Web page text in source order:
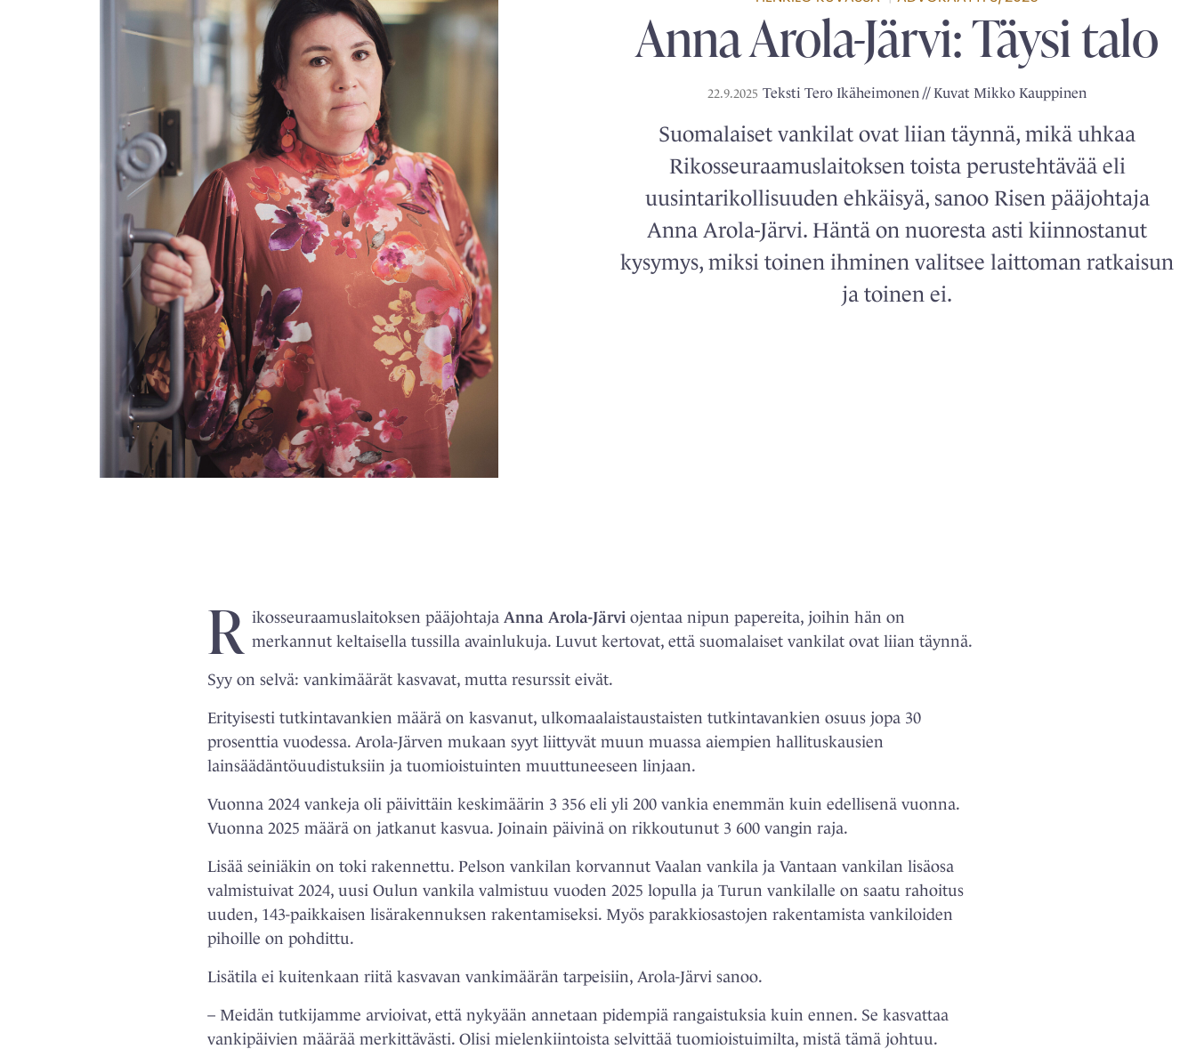
Anna Arola-Järvi: Täysi talo
22.9.2025 Teksti Tero Ikäheimonen // Kuvat Mikko Kauppinen
Suomalaiset vankilat ovat liian täynnä, mikä uhkaa
Rikosseuraamuslaitoksen toista perustehtävää eli
uusintarikollisuuden ehkäisyä, sanoo Risen pääjohtaja
Anna Arola-Järvi. Häntä on nuoresta asti kiinnostanut
kysymys, miksi toinen ihminen valitsee laittoman ratkaisun
ja toinen ei.
R ikosseuraamuslaitoksen pääjohtaja Anna Arola-Järvi ojentaa nipun papereita, joihin hän on
merkannut keltaisella tussilla avainlukuja. Luvut kertovat, että suomalaiset vankilat ovat liian täynnä.
Syy on selvä: vankimäärät kasvavat, mutta resurssit eivät.
Erityisesti tutkintavankien määrä on kasvanut, ulkomaalaistaustaisten tutkintavankien osuus jopa 30
prosenttia vuodessa. Arola-Järven mukaan syyt liittyvät muun muassa aiempien hallituskausien
lainsäädäntöuudistuksiin ja tuomioistuinten muuttuneeseen linjaan.
Vuonna 2024 vankeja oli päivittäin keskimäärin 3 356 eli yli 200 vankia enemmän kuin edellisenä vuonna.
Vuonna 2025 määrä on jatkanut kasvua. Joinain päivinä on rikkoutunut 3 600 vangin raja.
Lisää seiniäkin on toki rakennettu. Pelson vankilan korvannut Vaalan vankila ja Vantaan vankilan lisäosa
valmistuivat 2024, uusi Oulun vankila valmistuu vuoden 2025 lopulla ja Turun vankilalle on saatu rahoitus
uuden, 143-paikkaisen lisärakennuksen rakentamiseksi. Myös parakkiosastojen rakentamista vankiloiden
pihoille on pohdittu.
Lisätila ei kuitenkaan riitä kasvavan vankimäärän tarpeisiin, Arola-Järvi sanoo.
– Meidän tutkijamme arvioivat, että nykyään annetaan pidempiä rangaistuksia kuin ennen. Se kasvattaa
vankipäivien määrää merkittävästi. Olisi mielenkiintoista selvittää tuomioistuimilta, mistä tämä johtuu.